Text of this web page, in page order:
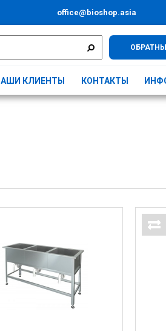
office@bioshop.asia
КЛИЕНТЫ КОНТАКТЫ